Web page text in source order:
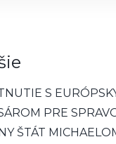
S
PRE
ŠTÁT